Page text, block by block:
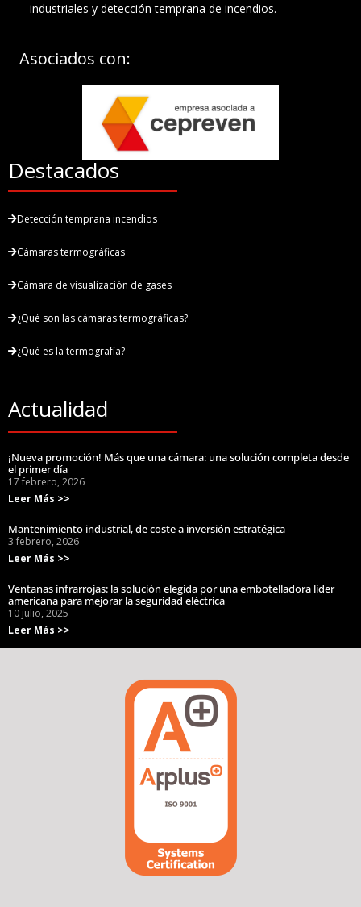
industriales y detección temprana de incendios.
Asociados con:
Destacados
Detección temprana incendios
Cámaras termográficas
Cámara de visualización de gases
¿Qué son las cámaras termográficas?
¿Qué es la termografía?
Actualidad
¡Nueva promoción! Más que una cámara: una solución completa desde
el primer día
17 febrero, 2026
Leer Más >>
Mantenimiento industrial, de coste a inversión estratégica
3 febrero, 2026
Leer Más >>
Ventanas infrarrojas: la solución elegida por una embotelladora líder
americana para mejorar la seguridad eléctrica
10 julio, 2025
Leer Más >>